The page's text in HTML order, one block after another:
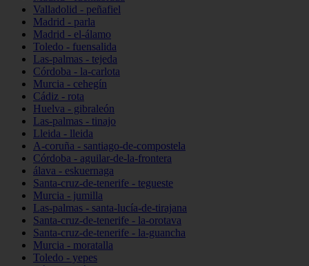
Valladolid - peñafiel
Madrid - parla
Madrid - el-álamo
Toledo - fuensalida
Las-palmas - tejeda
Córdoba - la-carlota
Murcia - cehegín
Cádiz - rota
Huelva - gibraleón
Las-palmas - tinajo
Lleida - lleida
A-coruña - santiago-de-compostela
Córdoba - aguilar-de-la-frontera
álava - eskuernaga
Santa-cruz-de-tenerife - tegueste
Murcia - jumilla
Las-palmas - santa-lucía-de-tirajana
Santa-cruz-de-tenerife - la-orotava
Santa-cruz-de-tenerife - la-guancha
Murcia - moratalla
Toledo - yepes